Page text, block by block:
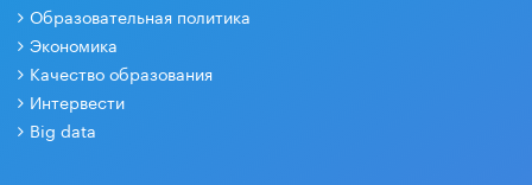
Образовательная политика
Экономика
Качество образования
Интервести
Big data